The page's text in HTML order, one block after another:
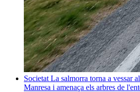
Societat La salmorra torna a vessar
Manresa i amenaça els arbres de